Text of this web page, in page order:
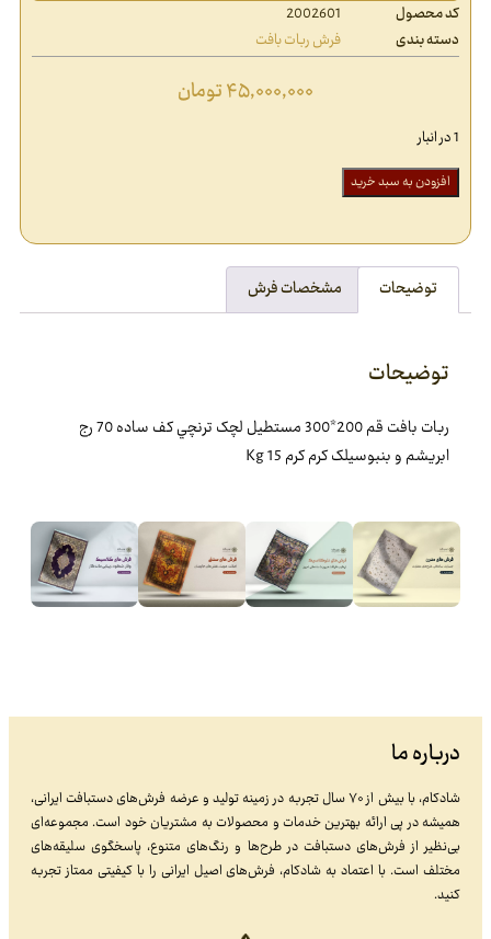
کد محصول
2002601
دسته بندی
فرش ربات بافت
۴۵,۰۰۰,۰۰۰تومان
1 در انبار
افزودن به سبد خرید
توضیحات مشخصات فرش
توضیحات
ربات بافت قم 200*300 مستطيل لچک ترنچي کف ساده 70 رج
ابريشم و بنبوسيلک کرم کرم 15 Kg
درباره ما
شادکام، با بیش از ۷۰ سال تجربه در زمینه تولید و عرضه فرش‌های دستبافت ایرانی،
همیشه در پی ارائه بهترین خدمات و محصولات به مشتریان خود است. مجموعه‌ای
بی‌نظیر از فرش‌های دستبافت در طرح‌ها و رنگ‌های متنوع، پاسخگوی سلیقه‌های
مختلف است. با اعتماد به شادکام، فرش‌های اصیل ایرانی را با کیفیتی ممتاز تجربه
کنید.